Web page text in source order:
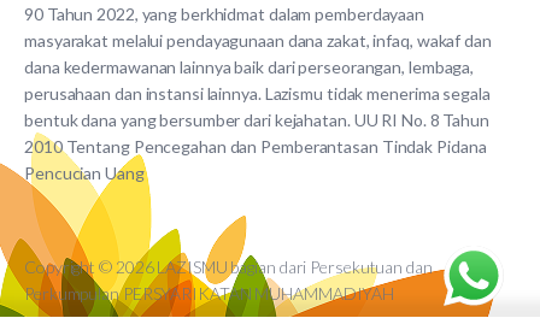
90 Tahun 2022, yang berkhidmat dalam pemberdayaan
masyarakat melalui pendayagunaan dana zakat, infaq, wakaf dan
dana kedermawanan lainnya baik dari perseorangan, lembaga,
perusahaan dan instansi lainnya. Lazismu tidak menerima segala
bentuk dana yang bersumber dari kejahatan. UU RI No. 8 Tahun
2010 Tentang Pencegahan dan Pemberantasan Tindak Pidana
Pencucian Uang
Copyright © 2026 LAZISMU bagian dari Persekutuan dan
Perkumpulan PERSYARIKATAN MUHAMMADIYAH